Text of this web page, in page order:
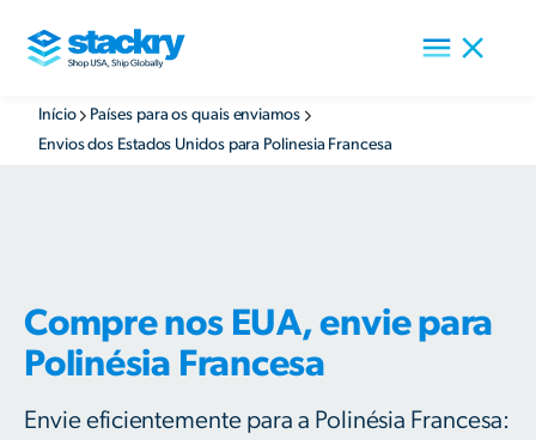
Início
Países para os quais enviamos
Envios dos Estados Unidos para Polinesia Francesa
Compre nos EUA, envie para
Polinésia Francesa
Envie eficientemente para a Polinésia Francesa: